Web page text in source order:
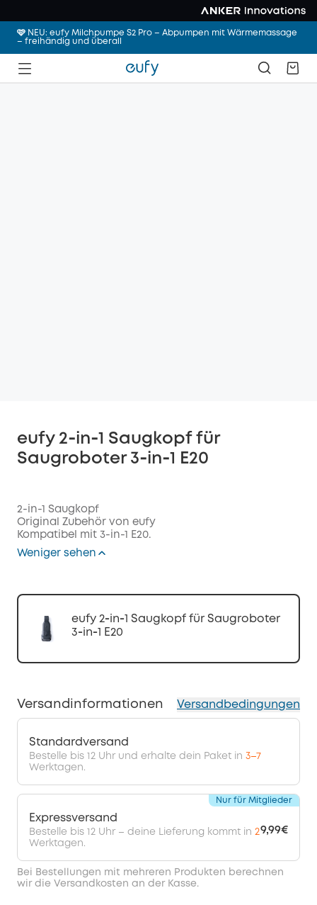
🩷 NEU: eufy Milchpumpe S2 Pro – Abpumpen mit Wärmemassage
– freihändig und überall
eufy 2‑in‑1 Saugkopf für
Saugroboter 3‑in‑1 E20
2-in-1 Saugkopf
Original Zubehör von eufy
Kompatibel mit 3-in-1 E20.
Weniger sehen
eufy 2‑in‑1 Saugkopf für Saugroboter
3‑in‑1 E20
Versandinformationen Versandbedingungen
Standardversand
Bestelle bis 12 Uhr und erhalte dein Paket in 3–7
Werktagen.
Expressversand
Bestelle bis 12 Uhr – deine Lieferung kommt in 2
Werktagen.
9,99€
Nur für Mitglieder
Bei Bestellungen mit mehreren Produkten berechnen
wir die Versandkosten an der Kasse.